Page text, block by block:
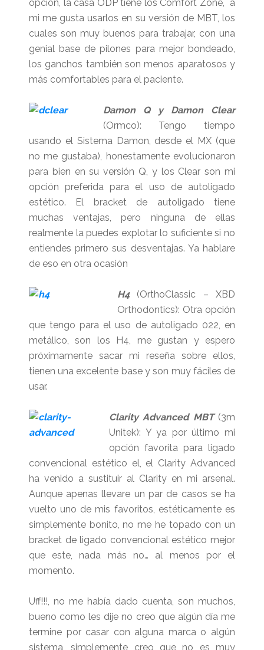
opción, la casa ODP tiene los Comfort Zone, a
mi me gusta usarlos en su versión de MBT, los
cuales son muy buenos para trabajar, con una
genial base de pilones para mejor bondeado,
los ganchos también son menos aparatosos y
más comfortables para el paciente.
Damon Q y Damon Clear
(Ormco): Tengo tiempo
usando el Sistema Damon, desde el MX (que
no me gustaba), honestamente evolucionaron
para bien en su versión Q, y los Clear son mi
opción preferida para el uso de autoligado
estético. El bracket de autoligado tiene
muchas ventajas, pero ninguna de ellas
realmente la puedes explotar lo suficiente si no
entiendes primero sus desventajas. Ya hablare
de eso en otra ocasión
H4(OrthoClassic – XBD
Orthodontics): Otra opción
que tengo para el uso de autoligado 022, en
metálico, son los H4, me gustan y espero
próximamente sacar mi reseña sobre ellos,
tienen una excelente base y son muy fáciles de
usar.
Clarity Advanced MBT(3m
Unitek): Y ya por último mi
opción favorita para ligado
convencional estético el, el Clarity Advanced
ha venido a sustituir al Clarity en mi arsenal.
Aunque apenas llevare un par de casos se ha
vuelto uno de mis favoritos, estéticamente es
simplemente bonito, no me he topado con un
bracket de ligado convencional estético mejor
que este, nada más no… al menos por el
momento.
Uff!!!, no me había dado cuenta, son muchos,
bueno como les dije no creo que algún día me
termine por casar con alguna marca o algún
sistema, simplemente creo que no es muy